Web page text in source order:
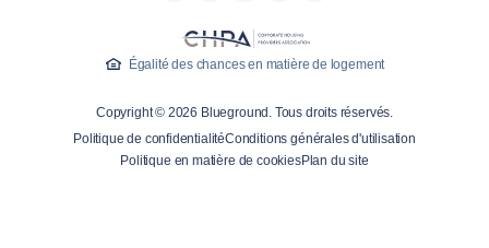
À propos de nousÉgalité des chances en matière de logement
Copyright © 2026 Blueground. Tous droits réservés.
Politique de confidentialitéConditions générales d'utilisation
Politique en matière de cookiesPlan du site